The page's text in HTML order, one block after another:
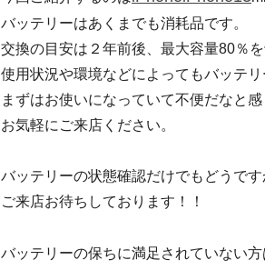
バッテリーはあくまでも消耗品です。
交換の目安は２年前後、最大容量80％
使用状況や環境などによってもバッテ
まずはお使いになっていて不便だなと
お気軽にご来店ください。
バッテリーの状態確認だけでもどうです
ご来店お待ちしております！！
バッテリーの保ちに満足されていない